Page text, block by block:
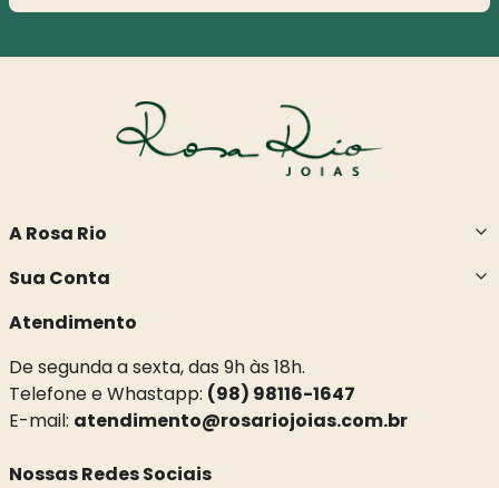
A Rosa Rio
Sua Conta
Atendimento
De segunda a sexta, das 9h às 18h.
Telefone e Whastapp: (98) 98116-1647
E-mail: atendimento@rosariojoias.com.br
Nossas Redes Sociais